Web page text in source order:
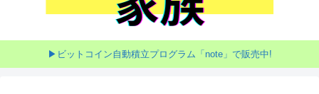
▶ビットコイン自動積立プログラム「note」で販売中!